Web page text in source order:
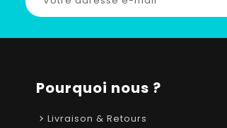
Pourquoi nous ?
Livraison & Retours